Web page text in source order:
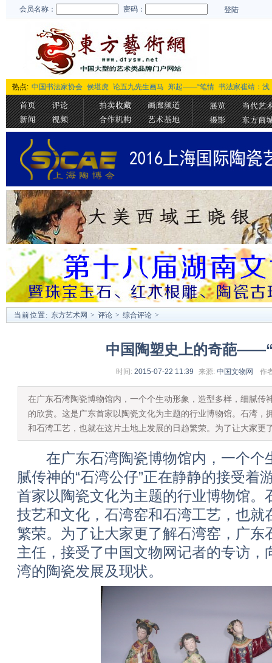
会员名称： 密码： 登陆
热点: 中国书法家协会 侯堪虎 论五九先生画马 郑起——“笔情 书法家崔靖：浅
当前位置: 东方艺术网 > 评论 > 综合评论 >
中国陶塑史上的奇葩
时间: 2015-07-22 11:39 来源: 中国文物网 作
在广东石湾陶瓷博物馆内，一个个生动形象，造型多样，细腻传
的欣赏。这是广东首家以陶瓷文化为主题的行业博物馆。石湾，
和石湾工艺，也就在这片土地上发展的日趋繁荣。为了让大家更
在广东石湾陶瓷博物馆内，一个个
腻传神的“石湾公仔”正在静静的接受着
首家以陶瓷文化为主题的行业博物馆。
技艺和文化，石湾窑和石湾工艺，也就
繁荣。为了让大家更了解石湾窑，广东
主任，接受了中国文物网记者的专访，
湾的陶瓷发展及现状。